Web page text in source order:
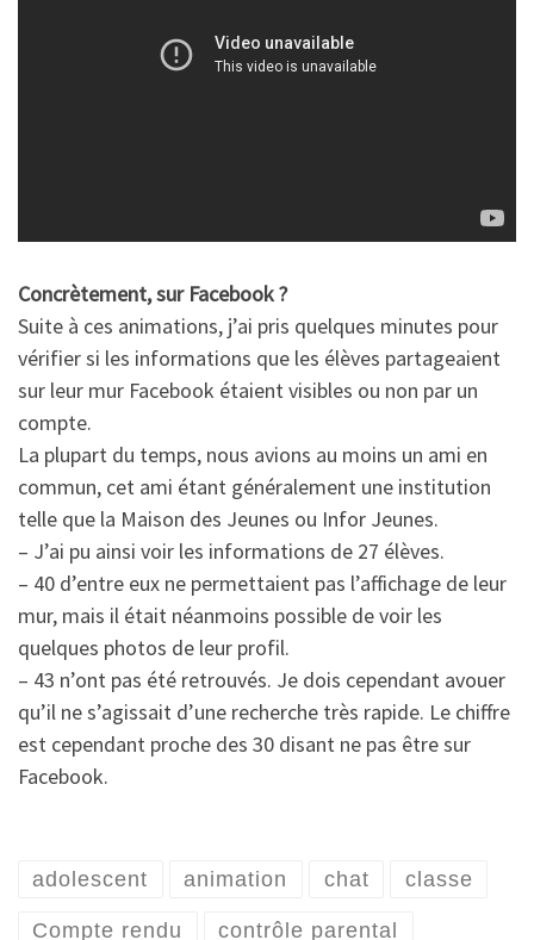
Concrètement, sur Facebook ?
Suite à ces animations, j’ai pris quelques minutes pour
vérifier si les informations que les élèves partageaient
sur leur mur Facebook étaient visibles ou non par un
compte.
La plupart du temps, nous avions au moins un ami en
commun, cet ami étant généralement une institution
telle que la Maison des Jeunes ou Infor Jeunes.
– J’ai pu ainsi voir les informations de 27 élèves.
– 40 d’entre eux ne permettaient pas l’affichage de leur
mur, mais il était néanmoins possible de voir les
quelques photos de leur profil.
– 43 n’ont pas été retrouvés. Je dois cependant avouer
qu’il ne s’agissait d’une recherche très rapide. Le chiffre
est cependant proche des 30 disant ne pas être sur
Facebook.
adolescent animation chat classe
Compte rendu contrôle parental